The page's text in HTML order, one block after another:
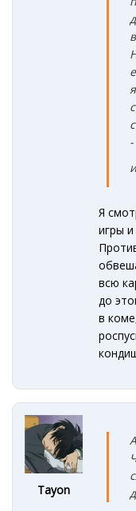
Я
игры и
всю
до
в
Tayon